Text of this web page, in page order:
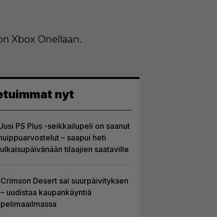
Xbox Onellaan.
nyt
PS Plus -seikkailupeli on saanut
– saapui heti
tilaajien saataville
Crimson Desert sai suurpäivityksen
– uudistaa kaupankäyntiä
pelimaailmassa